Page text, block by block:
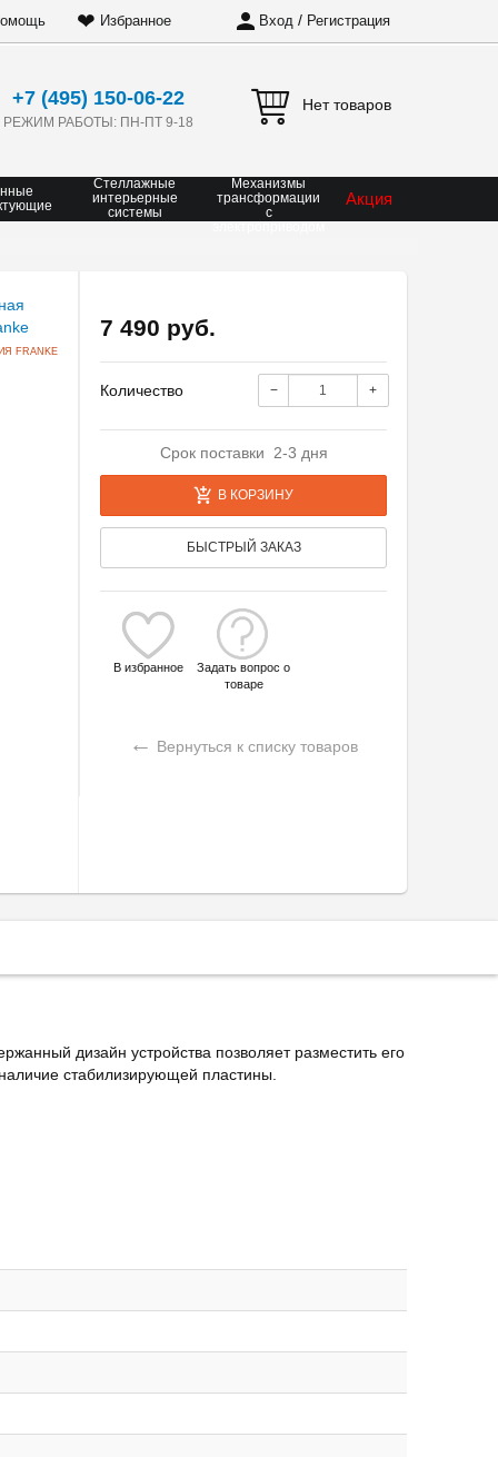
❤ Избранное Вход / Регистрация
+7 (495) 150-06-22
РЕЖИМ РАБОТЫ: ПН-ПТ 9-18
Нет товаров
Стеллажные
интерьерные
системы
Механизмы
трансформации
с
Акция
FRANKE
7 490 руб.
Количество − +
Срок поставки 2-3 дня
В КОРЗИНУ
БЫСТРЫЙ ЗАКАЗ
В избранное
Задать вопрос о
товаре
← Вернуться к списку товаров
дизайн устройства позволяет разместить его
стабилизирующей пластины.